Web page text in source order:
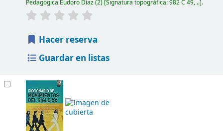
Pedagógica Eudoro Díaz(2) Signatura topográfica:982 C 49, .. .
Hacer reserva
Guardar en listas